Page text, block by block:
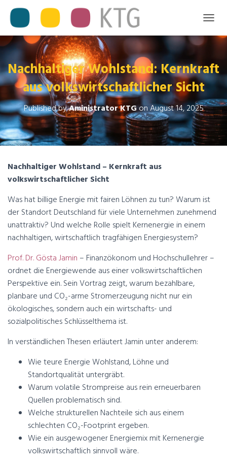
O
L
E
N
V
I
G
A
Nachhaltiger Wohlstand: Kernkraft
aus volkswirtschaftlicher Sicht
Published byAministrator KTGonAugust 14, 2025
Nachhaltiger Wohlstand – Kernkraft aus
volkswirtschaftlicher Sicht
Was hat billige Energie mit fairen Löhnen zu tun? Warum ist
der Standort Deutschland für viele Unternehmen zunehmend
unattraktiv? Und welche Rolle spielt Kernenergie in einem
nachhaltigen, wirtschaftlich tragfähigen Energiesystem?
Prof. Dr. Gösta Jamin – Finanzökonom und Hochschullehrer –
ordnet die Energiewende aus einer volkswirtschaftlichen
Perspektive ein. Sein Vortrag zeigt, warum bezahlbare,
planbare und CO₂-arme Stromerzeugung nicht nur ein
ökologisches, sondern auch ein wirtschafts- und
sozialpolitisches Schlüsselthema ist.
In verständlichen Thesen erläutert Jamin unter anderem:
Wie teure Energie Wohlstand, Löhne und
Standortqualität untergräbt.
Warum volatile Strompreise aus rein erneuerbaren
Quellen problematisch sind.
Welche strukturellen Nachteile sich aus einem
schlechten CO₂-Footprint ergeben.
Wie ein ausgewogener Energiemix mit Kernenergie
volkswirtschaftlich sinnvoll wäre.